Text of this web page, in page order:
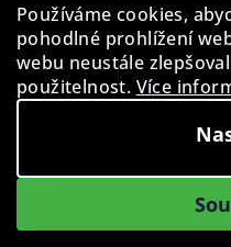
Používáme cookies,
pohodlné prohlížení
webu neustále
použitelnost. VíceGuess